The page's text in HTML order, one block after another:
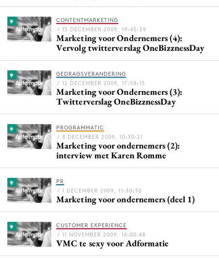
Academy
Partners
Topics
Artificial Intelligence
Bureaus
Campagnes
Contentmarketing
Craft
Customer Experience
Design
Digital transformation
Diversiteit
Effectiviteit
Gedragsverandering
Influencer marketing
CONTENTMARKETING
/ 13 DECEMBER 2009, 19:45:39
Marketing voor Ondernemers (4):
Vervolg twitterverslag OneBizznessDay
GEDRAGSVERANDERING
/ 12 DECEMBER 2009, 17:58:15
Marketing voor Ondernemers (3):
Twitterverslag OneBizznessDay
PROGRAMMATIC
/ 8 DECEMBER 2009, 10:30:21
Marketing voor ondernemers (2):
interview met Karen Romme
PR
/ 1 DECEMBER 2009, 11:30:30
Marketing voor ondernemers (deel 1)
CUSTOMER EXPERIENCE
/ 11 NOVEMBER 2009, 16:00:48
VMC te sexy voor Adformatie